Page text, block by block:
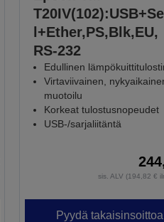
l+Ether,PS,Blk,EU,
RS-232
Edullinen
Virtaviivainen,
muotoilu
Korkeat tulostusnopeudet
USB-/sarjaliitäntä
sis. ALV (194,82 €
Pyydä takaisinsoittoa